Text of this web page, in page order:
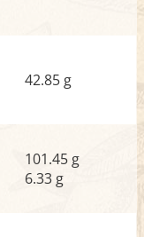
42.85 g
101.45 g
6.33 g